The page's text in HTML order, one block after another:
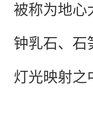
被称为地心
钟乳石、石
灯光映射之